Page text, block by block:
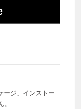
ージ、インストー